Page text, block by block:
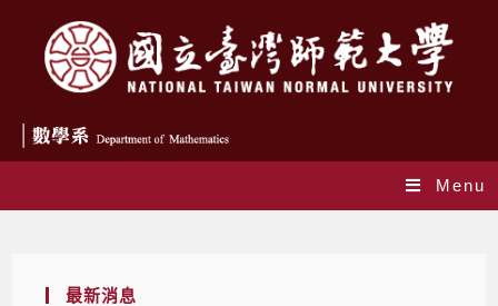
Menu
最新消息